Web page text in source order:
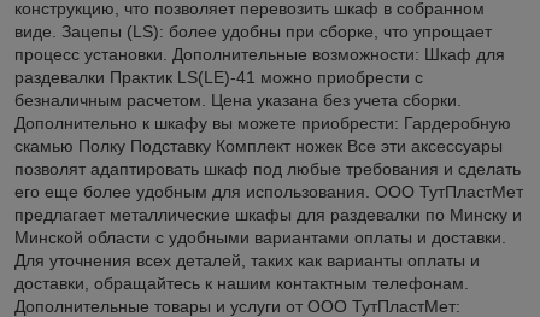
конструкцию, что позволяет перевозить шкаф в собранном
виде. Зацепы (LS): более удобны при сборке, что упрощает
процесс установки. Дополнительные возможности: Шкаф для
раздевалки Практик LS(LE)-41 можно приобрести с
безналичным расчетом. Цена указана без учета сборки.
Дополнительно к шкафу вы можете приобрести: Гардеробную
скамью Полку Подставку Комплект ножек Все эти аксессуары
позволят адаптировать шкаф под любые требования и сделать
его еще более удобным для использования. ООО ТутПластМет
предлагает металлические шкафы для раздевалки по Минску и
Минской области с удобными вариантами оплаты и доставки.
Для уточнения всех деталей, таких как варианты оплаты и
доставки, обращайтесь к нашим контактным телефонам.
Дополнительные товары и услуги от ООО ТутПластМет: